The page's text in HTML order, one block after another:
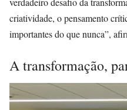
criatividade, o pensamento
importantes do que nunca”,
A transformação,